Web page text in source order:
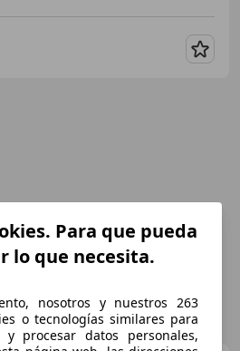
Para que pueda
lo que necesita.
nosotros y nuestros 263
o tecnologías similares para
y procesar datos personales,